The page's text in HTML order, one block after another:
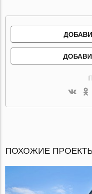
ПОХОЖИЕ